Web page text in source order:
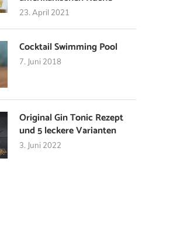
23. April 2021
Cocktail Swimming Pool
7. Juni 2018
Original Gin Tonic Rezept
und 5 leckere Varianten
3. Juni 2022